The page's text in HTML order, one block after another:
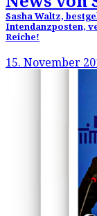
Sasha Waltz,
Intendanzposten,
Reiche!
15. November